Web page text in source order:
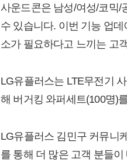
사운드콘은 남성/여성/코믹/
수 있습니다. 이번 기능 업
소가 필요하다고 느끼는 고
LG유플러스는 LTE무전기
해 버거킹 와퍼세트(100명)
LG유플러스 김민구 커뮤니
를 통해 더 많은 고객 분들